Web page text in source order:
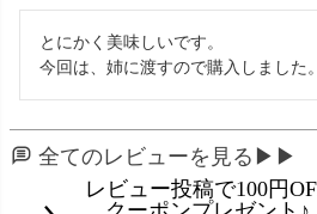
とにかく美味しいです。
今回は、姉に渡すので購入しました。
全てのレビューを見る▶▶